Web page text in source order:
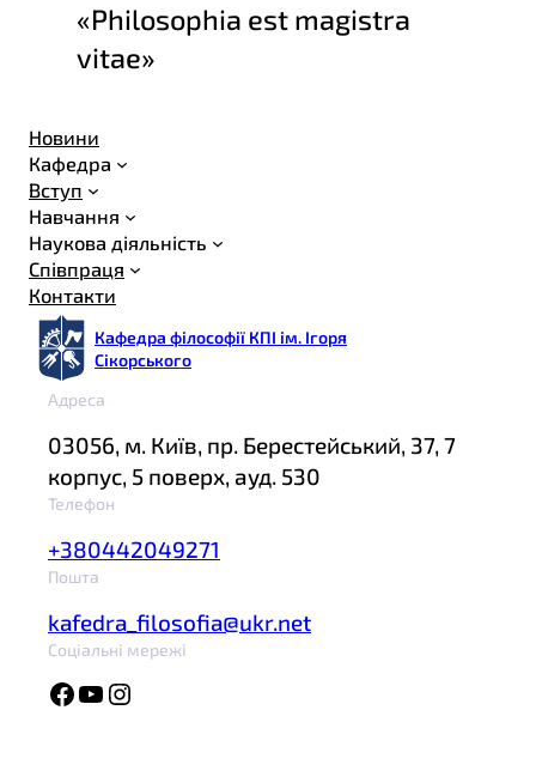
«Philosophia est magistra
vitae»
Новини
Кафедра
Вступ
Навчання
Наукова діяльність
Співпраця
Контакти
Кафедра філософії КПІ ім. Ігоря
Сікорського
Адреса
03056, м. Київ, пр. Берестейський, 37, 7
корпус, 5 поверх, ауд. 530
Телефон
+380442049271
Пошта
kafedra_filosofia@ukr.net
Соціальні мережі
Facebook YouTube Instagram